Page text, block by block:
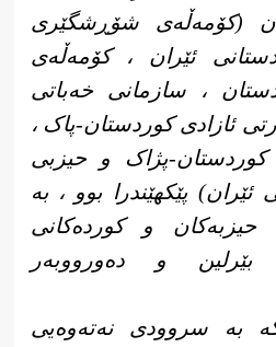
(کۆمەڵەی شۆڕشگێری
ئێران ، کۆمەڵەی
، سازمانی خەباتی
ئازادی کوردستان-پاک ،
کوردستان-پژاک و حیزبی
ئێران) پێکهێندرا بوو ، بە
حیزبەکان و کوردەکانی
و دەورووبەر
بە سروودی نەتەوەیی